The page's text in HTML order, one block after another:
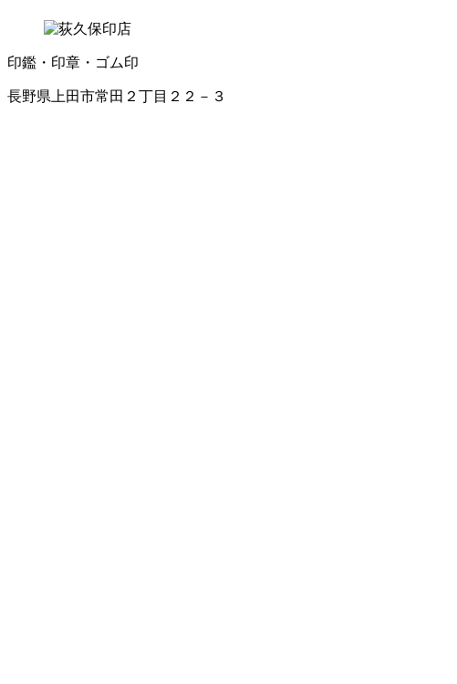
印鑑・印章・ゴム印
長野県上田市常田２丁目２２－３